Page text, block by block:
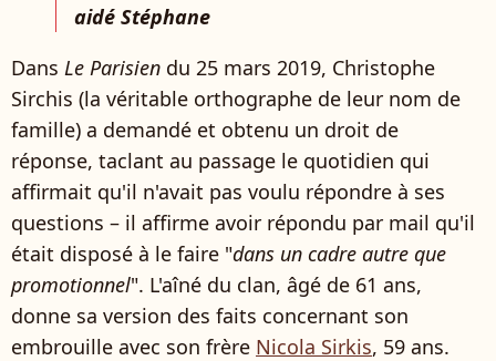
aidé Stéphane
Dans Le Parisien du 25 mars 2019, Christophe
Sirchis (la véritable orthographe de leur nom de
famille) a demandé et obtenu un droit de
réponse, taclant au passage le quotidien qui
affirmait qu'il n'avait pas voulu répondre à ses
questions – il affirme avoir répondu par mail qu'il
était disposé à le faire "dans un cadre autre que
promotionnel". L'aîné du clan, âgé de 61 ans,
donne sa version des faits concernant son
embrouille avec son frère Nicola Sirkis, 59 ans.